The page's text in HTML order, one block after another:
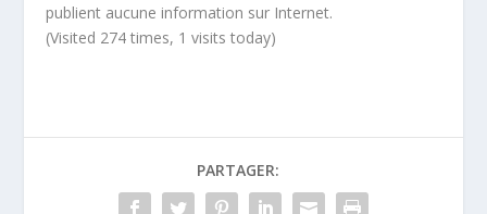
publient aucune information sur Internet.
(Visited 274 times, 1 visits today)
PARTAGER: